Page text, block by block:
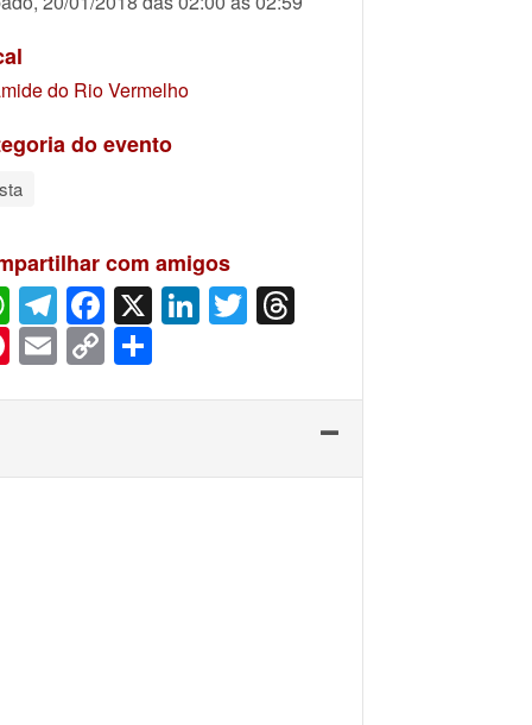
do Rio Vermelho
do evento
com amigos
WhatsApp
Telegram
Facebook
X LinkedIn
Twitter
Pinterest
Email
Copy
Link